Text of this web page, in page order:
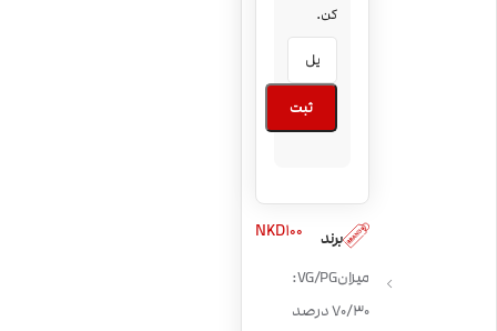
کن.
ثبت
برند NKD100
میزان VG/PG:
70/30 درصد